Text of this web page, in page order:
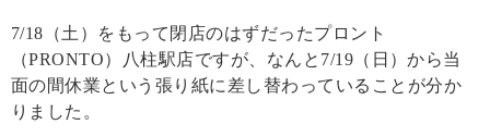
7/18（土）をもって閉店のはずだったプロント
（PRONTO）八柱駅店ですが、なんと7/19（日）から当
面の間休業という張り紙に差し替わっていることが分か
りました。